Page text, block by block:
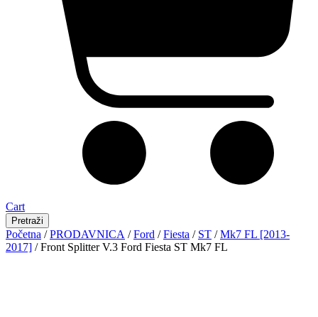
Cart
Pretraži
Početna /PRODAVNICA /Ford /Fiesta / ST /Mk7 FL [2013-
2017] / Front Splitter V.3 Ford Fiesta ST Mk7 FL